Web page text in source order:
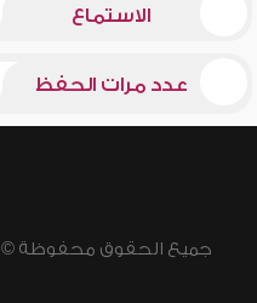
الاستماع
عدد مرات الحفظ
جميع الحقوق محفوظة © 2026 - 1998 لشبكة إسلام ويب